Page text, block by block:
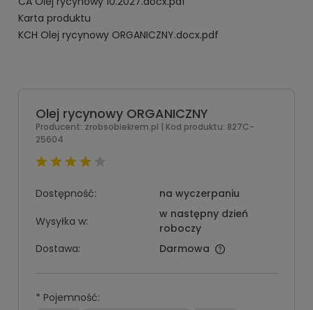
Karta produktu
KCH Olej rycynowy ORGANICZNY.docx.pdf
Olej rycynowy ORGANICZNY
Producent: zrobsobiekrem.pl | Kod produktu: 827C-
25604
Dostępność:
na wyczerpaniu
Wysyłka w:
w następny dzień
roboczy
Dostawa:
Darmowa
* Pojemność: